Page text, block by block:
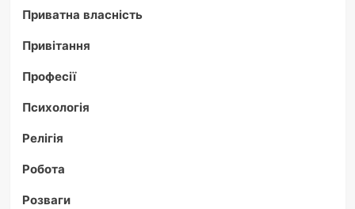
Приватна власність
Привітання
Професії
Психологія
Релігія
Робота
Розваги